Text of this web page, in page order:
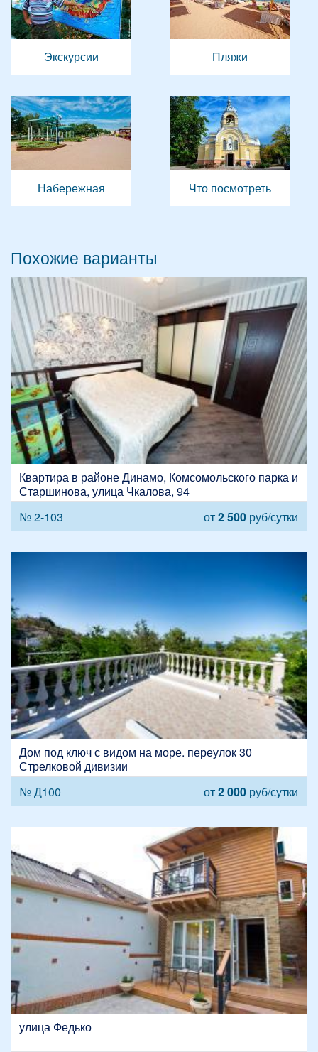
Экскурсии Пляжи
Набережная Что посмотреть
Похожие варианты
Квартира в районе Динамо, Комсомольского парка и
Старшинова, улица Чкалова, 94
№ 2-103
от2 500 руб/сутки
Дом под ключ с видом на море. переулок 30
Стрелковой дивизии
№ Д100
от2 000 руб/сутки
улица Федько